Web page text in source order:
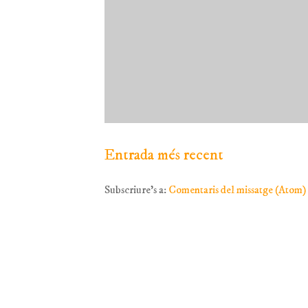
Entrada més recent
Subscriure's a: Comentaris del missatge (Atom)